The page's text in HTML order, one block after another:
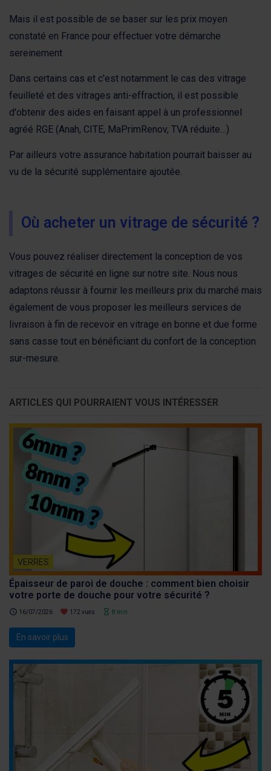
Mais il est possible de se baser sur les prix moyen
constaté en France pour effectuer votre démarche
sereinement
Dans certains cas et c'est notamment le cas des vitrage
feuilleté et des vitrages anti-effraction, il est possible
d'obtenir des aides en faisant appel à un professionnel
agréé RGE (Anah, CITE, MaPrimRenov, TVA réduite…)
Par ailleurs votre assurance habitation pourrait baisser au
vu de la sécurité supplémentaire ajoutée.
Où acheter un vitrage de sécurité ?
Vous pouvez réaliser directement la conception de vos
vitrages de sécurité en ligne sur notre site. Nous nous
adaptons réussir à fournir les meilleurs prix du marché mais
également de vous proposer les meilleurs services de
livraison à fin de recevoir en vitrage en bonne et due forme
sans casse tout en bénéficiant du confort de la conception
sur-mesure.
ARTICLES QUI POURRAIENT VOUS INTÉRESSER
VERRES
Épaisseur de paroi de douche : comment bien choisir
votre porte de douche pour votre sécurité ?
schedule 16/07/2026 favorite 172 vues hourglass_empty 8 min
En savoir plus